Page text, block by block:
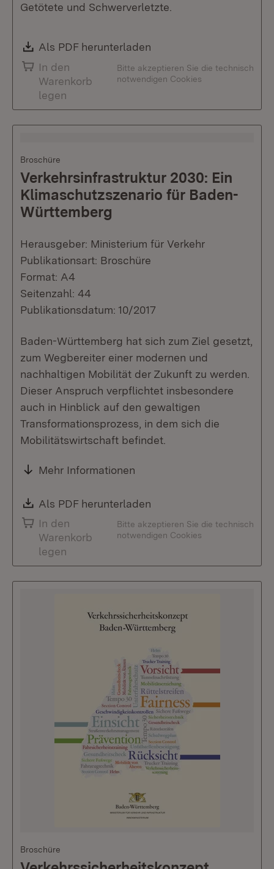
Getötete und Schwerverletzte.
Download:
Als PDF herunterladen
In den
Warenkorb
legen
Bitte akzeptieren Sie die technisch
notwendigen Cookies
Broschüre
Verkehrsinfrastruktur 2030: Ein
Klimaschutzszenario für Baden-
Württemberg
Herausgeber: Ministerium für Verkehr
Publikationsart: Broschüre
Format: A4
Seitenzahl: 44
Publikationsdatum: 10/2017
Baden-Württemberg hat sich zum Ziel gesetzt,
zum Wegbereiter einer modernen und
nachhaltigen Mobilität der Zukunft zu werden.
Dieser Anspruch verpflichtet insbesondere
auch in Hinblick auf den gewaltigen
Transformationsprozess, in dem sich die
Mobilitätswirtschaft befindet.
Mehr Informationen
Download:
Als PDF herunterladen
In den
Warenkorb
legen
Bitte akzeptieren Sie die technisch
notwendigen Cookies
Broschüre